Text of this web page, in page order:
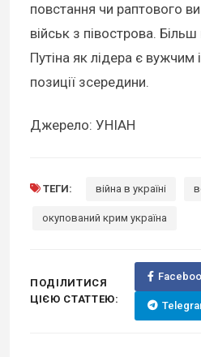
повстання чи раптового
військ з півострова.
Путіна як лідера є вужчим
позиції зсередини.
Джерело: УНІАН
ТЕГИ: війна в україні
окупований крим україна
ПОДІЛИТИСЯ
ЦІЄЮ СТАТТЕЮ: